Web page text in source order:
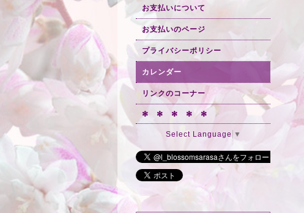
お支払いについて
お支払いのページ
プライバシーポリシー
カレンダー
リンクのコーナー
✻ ✻ ✻ ✻ ✻
Select Language ▼